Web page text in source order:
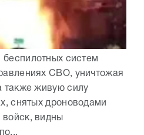
систем
СВО, уничтожая
также живую силу
снятых дроноводами
видны